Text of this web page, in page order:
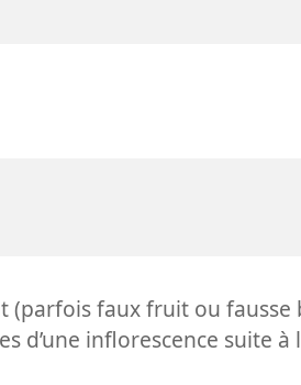
(parfois faux fruit ou fausse
d’une inflorescence suite à